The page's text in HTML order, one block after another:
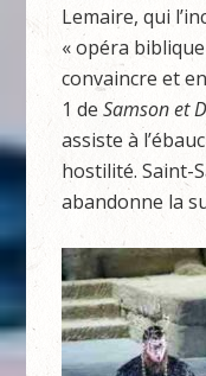
Lemaire, qui
« opéra
convaincre et
1 deSamson et
assiste à
hostilité. Saint-
abandonne la